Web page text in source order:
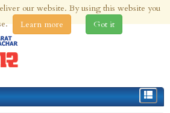
8th Aug 2026
Toggle
our website. By using this website you
Learn more Got it